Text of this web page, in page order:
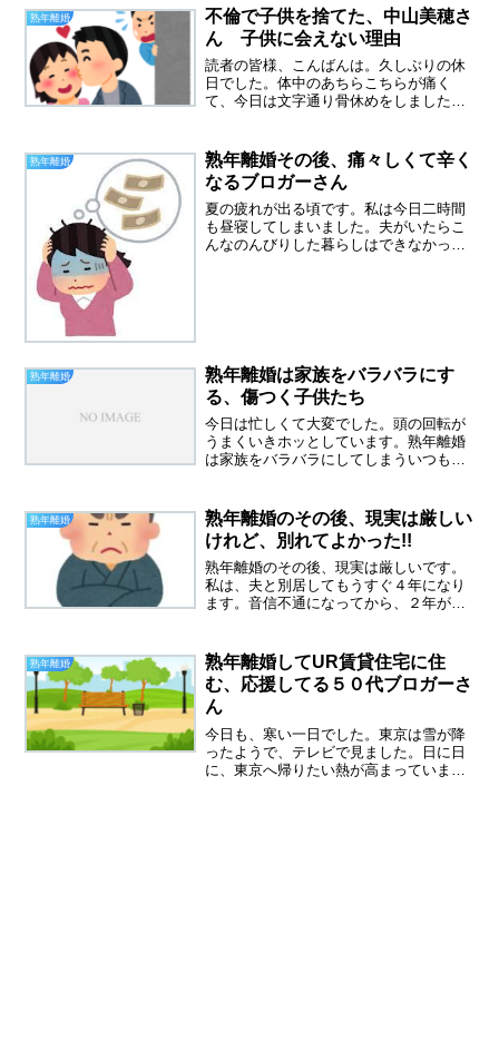
楽しそうでした。地元に子供がこんなに
いたんだと、驚くほど。コ...
熟年離婚
不倫で子供を捨てた、中山美穂さ
ん 子供に会えない理由
読者の皆様、こんばんは。久しぶりの休
日でした。体中のあちらこちらが痛く
て、今日は文字通り骨休めをしました。
もがかたくなるのでしょうか。さきほ
ど、中山美穂さんの映画の予告...
熟年離婚
熟年離婚その後、痛々しくて辛く
なるブロガーさん
夏の疲れが出る頃です。私は今日二時間
も昼寝してしまいました。夫がいたらこ
んなのんびりした暮らしはできなかった
熟年離婚
熟年離婚は家族をバラバラにす
る、傷つく子供たち
今日は忙しくて大変でした。頭の回転が
うまくいきホッとしています。熟年離婚
は家族をバラバラにしてしまういつも見
なくたくさんあるとおっしゃっていたけ
れど、一番の理由は旦...
熟年離婚
熟年離婚のその後、現実は厳しい
けれど、別れてよかった!!
熟年離婚のその後、現実は厳しいです。
私は、夫と別居してもうすぐ４年になり
ます。音信不通になってから、２年がた
年別居になりますが・・・)５０代のブロ
ガーさんの記事を拝見...
熟年離婚
熟年離婚してUR賃貸住宅に住
む、応援してる５０代ブロガーさ
ん
今日も、寒い一日でした。東京は雪が降
ったようで、テレビで見ました。日に日
に、東京へ帰りたい熱が高まっていま